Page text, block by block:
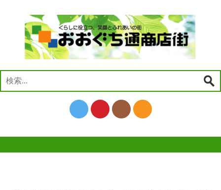
ス検
索: